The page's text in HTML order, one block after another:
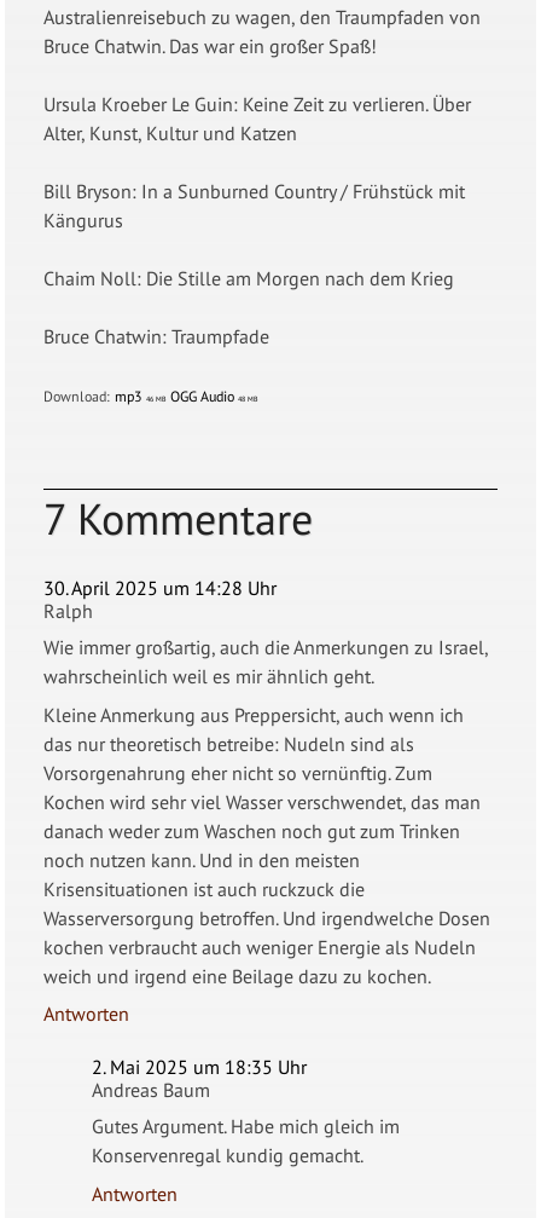
Australienreisebuch zu wagen, den Traumpfaden von
Bruce Chatwin. Das war ein großer Spaß!
Ursula Kroeber Le Guin: Keine Zeit zu verlieren. Über
Alter, Kunst, Kultur und Katzen
Bill Bryson: In a Sunburned Country / Frühstück mit
Kängurus
Chaim Noll: Die Stille am Morgen nach dem Krieg
Bruce Chatwin: Traumpfade
Download: mp3 46 MB OGG Audio 48 MB
7 Kommentare
30. April 2025 um 14:28 Uhr
Ralph
Wie immer großartig, auch die Anmerkungen zu Israel,
wahrscheinlich weil es mir ähnlich geht.
Kleine Anmerkung aus Preppersicht, auch wenn ich
das nur theoretisch betreibe: Nudeln sind als
Vorsorgenahrung eher nicht so vernünftig. Zum
Kochen wird sehr viel Wasser verschwendet, das man
danach weder zum Waschen noch gut zum Trinken
noch nutzen kann. Und in den meisten
Krisensituationen ist auch ruckzuck die
Wasserversorgung betroffen. Und irgendwelche Dosen
kochen verbraucht auch weniger Energie als Nudeln
weich und irgend eine Beilage dazu zu kochen.
Antworten
2. Mai 2025 um 18:35 Uhr
Andreas Baum
Gutes Argument. Habe mich gleich im
Konservenregal kundig gemacht.
Antworten